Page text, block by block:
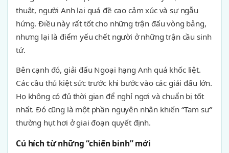
thuật, người Anh lại quá đề cao cảm xúc và sự ngẫu
hứng. Điều này rất tốt cho những trận đấu vòng bảng,
nhưng lại là điểm yếu chết người ở những trận cầu sinh
tử.
Bên cạnh đó, giải đấu Ngoại hạng Anh quá khốc liệt.
Các cầu thủ kiệt sức trước khi bước vào các giải đấu lớn.
Họ không có đủ thời gian để nghỉ ngơi và chuẩn bị tốt
nhất. Đó cũng là một phần nguyên nhân khiến “Tam sư”
thường hụt hơi ở giai đoạn quyết định.
Cú hích từ những “chiến binh” mới